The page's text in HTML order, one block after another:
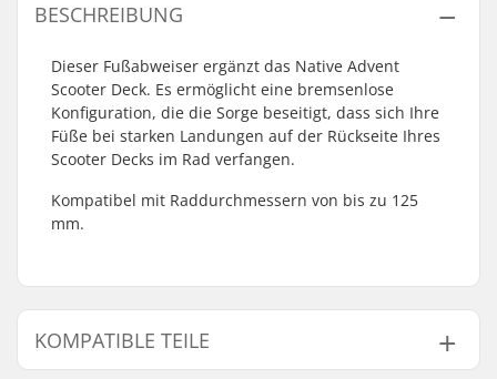
BESCHREIBUNG
Dieser Fußabweiser ergänzt das Native Advent
Scooter Deck. Es ermöglicht eine bremsenlose
Konfiguration, die die Sorge beseitigt, dass sich Ihre
Füße bei starken Landungen auf der Rückseite Ihres
Scooter Decks im Rad verfangen.
Kompatibel mit Raddurchmessern von bis zu 125
mm.
KOMPATIBLE TEILE